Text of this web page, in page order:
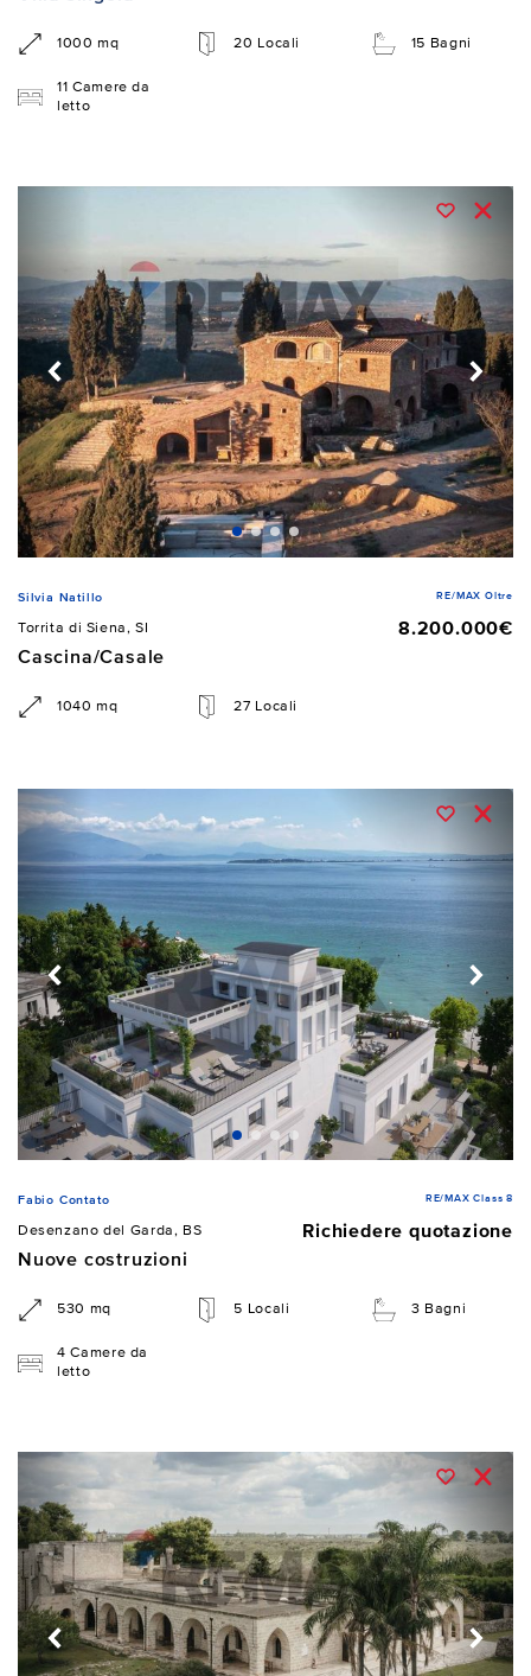
1000 mq 20 Locali 15 Bagni
11 Camere da
letto
Silvia Natillo RE/MAX Oltre
Torrita di Siena, SI
8.200.000€
Cascina/Casale
1040 mq 27 Locali
Fabio Contato RE/MAX Class 8
Desenzano del Garda, BS
Richiedere quotazione
Nuove costruzioni
530 mq 5 Locali 3 Bagni
4 Camere da
letto